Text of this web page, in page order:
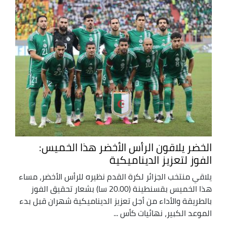
الخضر يلاقون الرأس الأخضر هذا الخميس:
الفوز لتعزيز الديناميكية
يلاقي منتخب الجزائر لكرة القدم نظيره للرأس الأخضر، مساء
هذا الخميس بقسنطينة (20.00 سا) بشعار تحقيق الفوز
بالطريقة والأداء من أجل تعزيز الديناميكية شهران قبل بدء
الموعد الكبير، نهائيات كأس ...